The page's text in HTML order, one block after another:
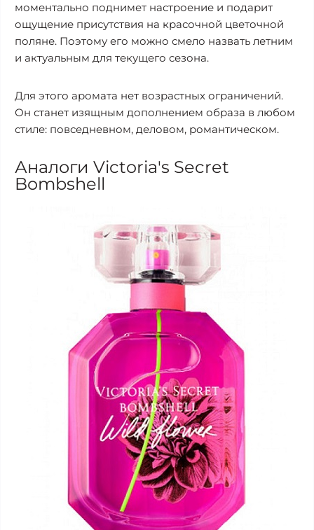
моментально поднимет настроение и подарит
ощущение присутствия на красочной цветочной
поляне. Поэтому его можно смело назвать летним
и актуальным для текущего сезона.
Для этого аромата нет возрастных ограничений.
Он станет изящным дополнением образа в любом
стиле: повседневном, деловом, романтическом.
Аналоги Victoria's Secret
Bombshell